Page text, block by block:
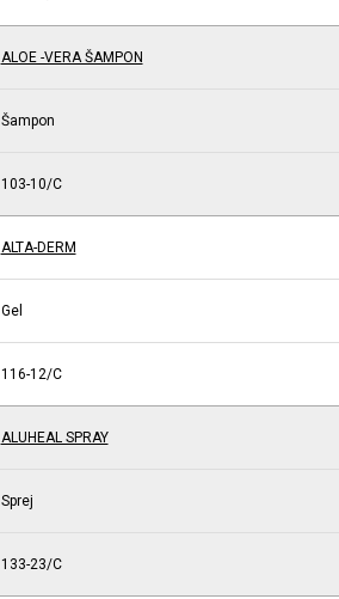
ALOE -VERA ŠAMPON
Šampon
103-10/C
ALTA-DERM
Gel
116-12/C
ALUHEAL SPRAY
Sprej
133-23/C